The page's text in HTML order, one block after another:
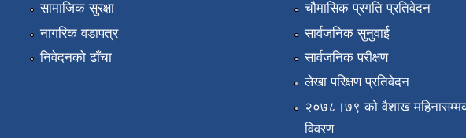
सामाजिक सुरक्षा
नागरिक वडापत्र
निवेदनको ढाँचा
चौमासिक प्रगति प्रतिवेदन
सार्वजनिक सुनुवाई
सार्वजनिक परीक्षण
लेखा परिक्षण प्रतिवेदन
२०७८।७९ को वैशाख
विवरण